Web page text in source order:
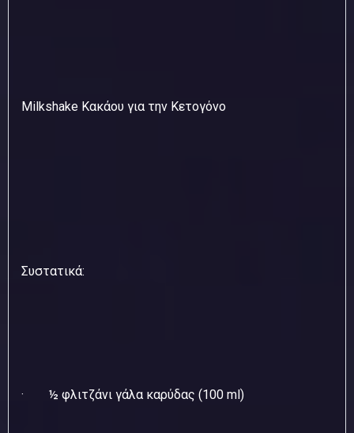
Milkshake Κακάου για την Κετογόνο
Συστατικά:
· ½ φλιτζάνι γάλα καρύδας (100 ml)